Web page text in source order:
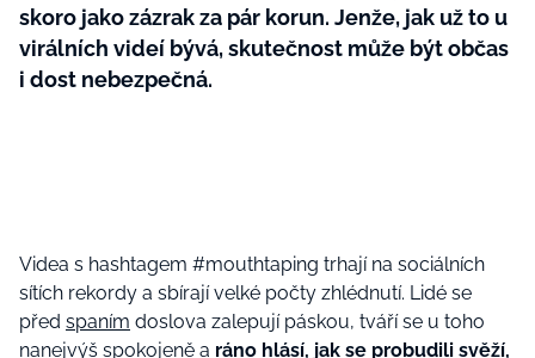
skoro jako zázrak za pár korun. Jenže, jak už to u
virálních videí bývá, skutečnost může být občas
i dost nebezpečná.
Videa s hashtagem #mouthtaping trhají na sociálních
sítích rekordy a sbírají velké počty zhlédnutí. Lidé se
před spaním doslova zalepují páskou, tváří se u toho
nanejvýš spokojeně a ráno hlásí, jak se probudili svěží,